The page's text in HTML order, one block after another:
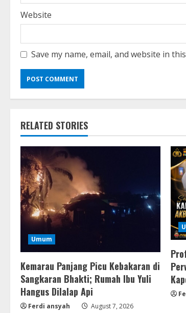
Website
Save my name, email, and website in
RELATED STORIES
Umum
Kemarau Panjang Picu Kebakaran di
Sangkaran Bhakti; Rumah Ibu Yuli
Hangus Dilalap Api
Ferdi ansyah August 7, 2026